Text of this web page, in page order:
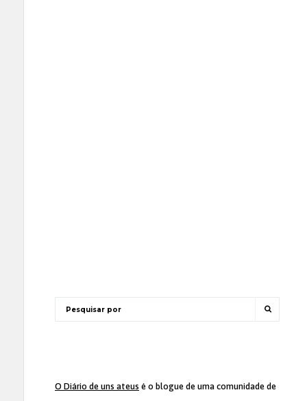
O Diário de uns ateus é o blogue de uma comunidade de